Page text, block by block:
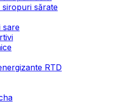
siropuri sărate
sare
RTD